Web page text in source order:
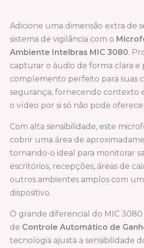
Adicione uma dimensão extra de
sistema de vigilância com o
Ambiente Intelbras MIC 3080.
capturar o áudio de forma clara e
complemento perfeito para suas
segurança, fornecendo contexto
o vídeo por si só não pode
Com alta sensibilidade, este
cobrir uma área de
tornando-o ideal para monitorar
escritórios, recepções, áreas de
outros ambientes amplos com
dispositivo.
O grande diferencial do MIC
de Controle Automático de
tecnologia ajusta a sensibilidade